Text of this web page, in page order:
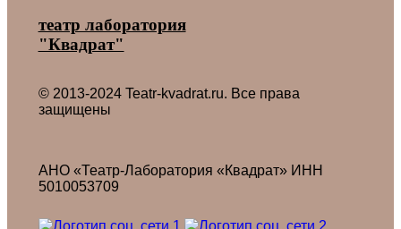
театр лаборатория
"Квадрат"
© 2013-2024 Teatr-kvadrat.ru. Все права
защищены
АНО «Театр-Лаборатория «Квадрат» ИНН
5010053709